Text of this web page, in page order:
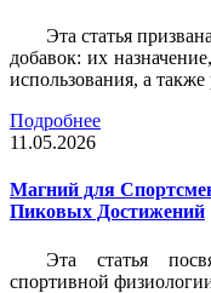
Эта статья
добавок: их
использования, а
Подробнее
11.05.2026
Магний для
Пиковых Достижений
Эта статья
спортивной